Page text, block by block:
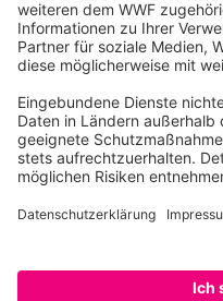
Registriert als Stiftung
Justiz Berlin, Az: 3416/976/2
Umsatzsteuer-
Freistellungsbescheid: Als
von der
Steuernummer 27/641/